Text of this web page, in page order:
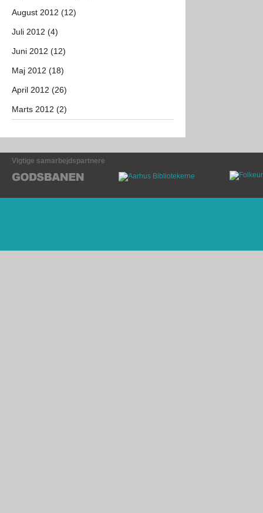
August 2012 (12)
Juli 2012 (4)
Juni 2012 (12)
Maj 2012 (18)
April 2012 (26)
Marts 2012 (2)
Vigtige samarbejdspartnere